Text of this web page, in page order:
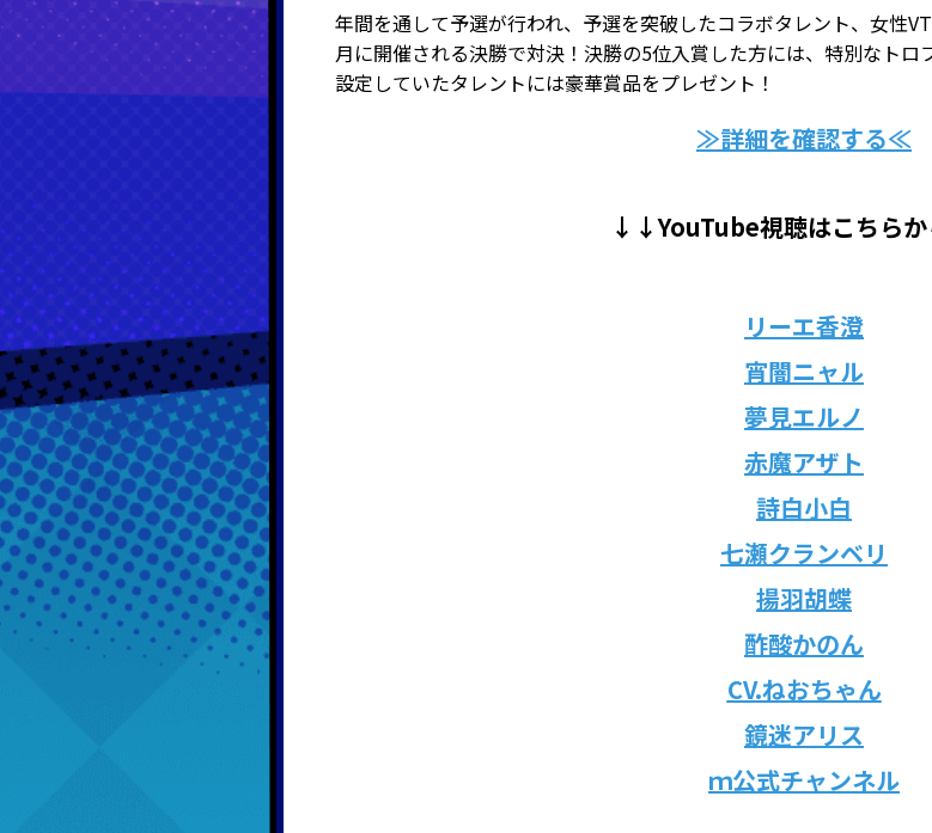
年間を通して予選が行われ、予選を突破したコラボタレント、女性
月に開催される決勝で対決！決勝の5位入賞した方には、特別なトロ
設定していたタレントには豪華賞品をプレゼント！
≫詳細を確認する≪
↓↓YouTube視聴はこちら
リーエ香澄
宵闇ニャル
夢見エルノ
赤魔アザト
詩白小白
七瀬クランベリ
揚羽胡蝶
酢酸かのん
CV.ねおちゃん
鏡迷アリス
ｍ公式チャンネル